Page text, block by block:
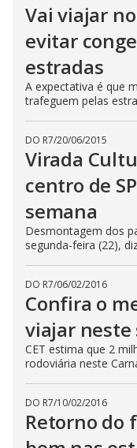
Vai viajar
evitar
estradas
A expectativa é que
trafeguem pelas
DO R7/20/06/2015
Virada
centro de
semana
Desmontagem dos
segunda-feira (22),
DO R7/06/02/2016
Confira o
viajar neste
CET estima que 2
rodoviária neste
DO R7/10/02/2016
Retorno do